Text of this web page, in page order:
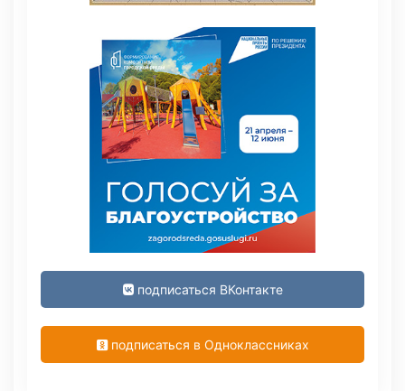
подписаться ВКонтакте
подписаться в Одноклассниках